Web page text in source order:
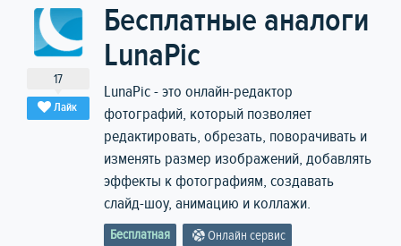
17
Лайк
Бесплатные аналоги
LunaPic
LunaPic - это онлайн-редактор
фотографий, который позволяет
редактировать, обрезать, поворачивать и
изменять размер изображений, добавлять
эффекты к фотографиям, создавать
слайд-шоу, анимацию и коллажи.
Бесплатная Онлайн сервис